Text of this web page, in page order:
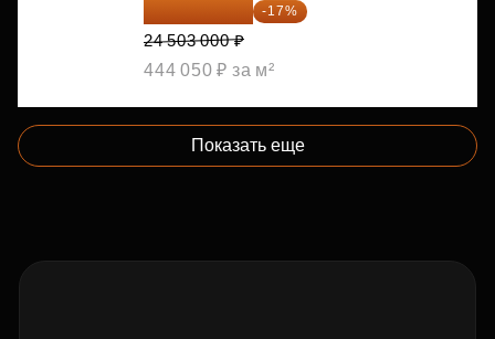
20 337 490 ₽ -17%
24 503 000 ₽
444 050 ₽ за м²
Показать еще